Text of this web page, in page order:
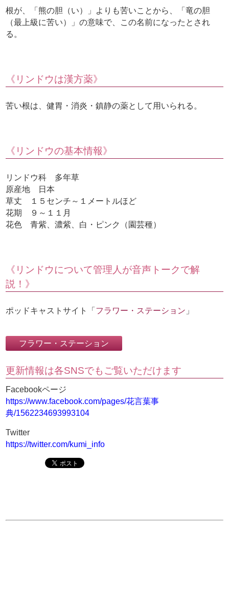
根が、「熊の胆（い）」よりも苦いことから、「竜の胆
（最上級に苦い）」の意味で、この名前になったとされ
る。
《リンドウは漢方薬》
苦い根は、健胃・消炎・鎮静の薬として用いられる。
《リンドウの基本情報》
リンドウ科 多年草
原産地 日本
草丈 １５センチ～１メートルほど
花期 ９～１１月
花色 青紫、濃紫、白・ピンク（園芸種）
《リンドウについて管理人が音声トークで解
説！》
ポッドキャストサイト「 フラワー・ステーション 」
更新情報は各SNSでもご覧いただけます
Facebookページ
https://www.facebook.com/pages/花言葉事
典/1562234693993104
Twitter
https://twitter.com/kumi_info